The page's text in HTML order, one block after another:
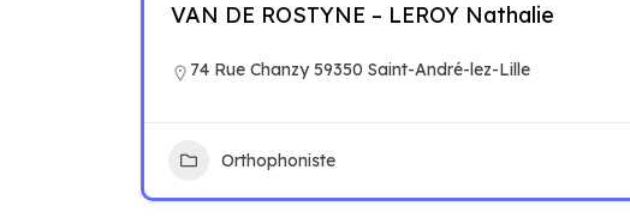
VAN DE ROSTYNE – LEROY Nathalie
74 Rue Chanzy 59350 Saint-André-lez-Lille
Orthophoniste